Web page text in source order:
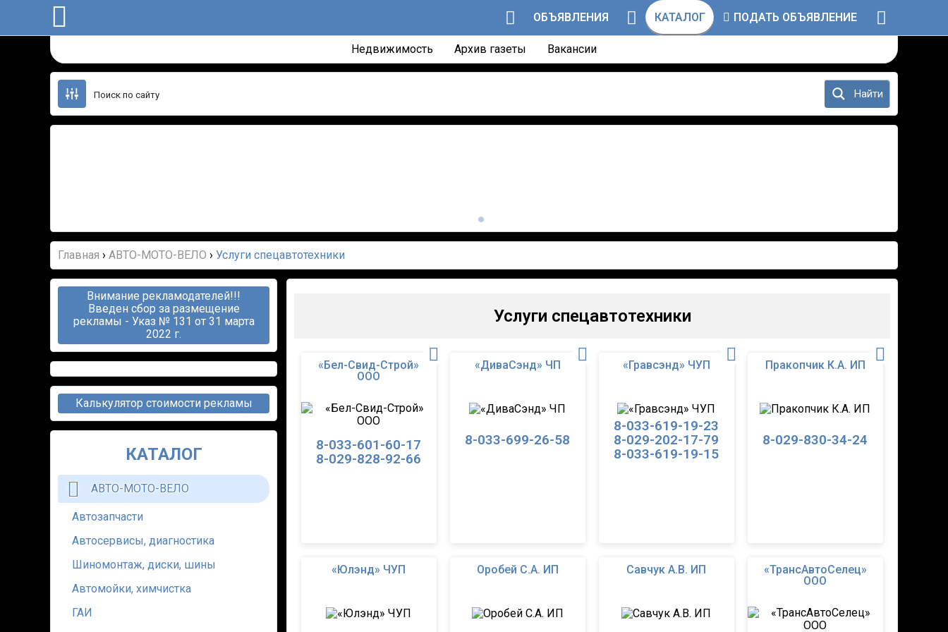
ОБЪЯВЛЕНИЯ КАТАЛОГ ПОДАТЬ ОБЪЯВЛЕНИЕ
Недвижимость Архив газеты Вакансии
Перейти
содержанию
Найти
Главная › АВТО-МОТО-ВЕЛО › Услуги спецавтотехники
Внимание рекламодателей!!!
Введен сбор за размещение
рекламы - Указ № 131 от 31 марта
2022 г.
Калькулятор стоимости рекламы
КАТАЛОГ
АВТО-МОТО-ВЕЛО
Автозапчасти
Автосервисы, диагностика
Шиномонтаж, диски, шины
Автомойки, химчистка
ГАИ
Услуги спецавтотехники
«Бел-Свид-Строй»
ООО
8-033-601-60-17
8-029-828-92-66
«ДиваСэнд» ЧП
8-033-699-26-58
«Гравсэнд» ЧУП
8-033-619-19-23
8-029-202-17-79
8-033-619-19-15
Пракопчик К.А. ИП
8-029-830-34-24
«Юлэнд» ЧУП Оробей С.А. ИП Савчук А.В. ИП
«ТрансАвтоСелец»
ООО